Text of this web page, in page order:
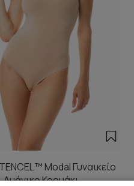
Modal Γυναικείο
Αμάνικο Κορμάκι